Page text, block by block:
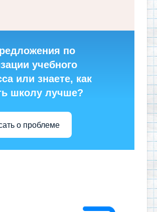
по
учебного
или знаете, как
школу лучше?
о проблеме